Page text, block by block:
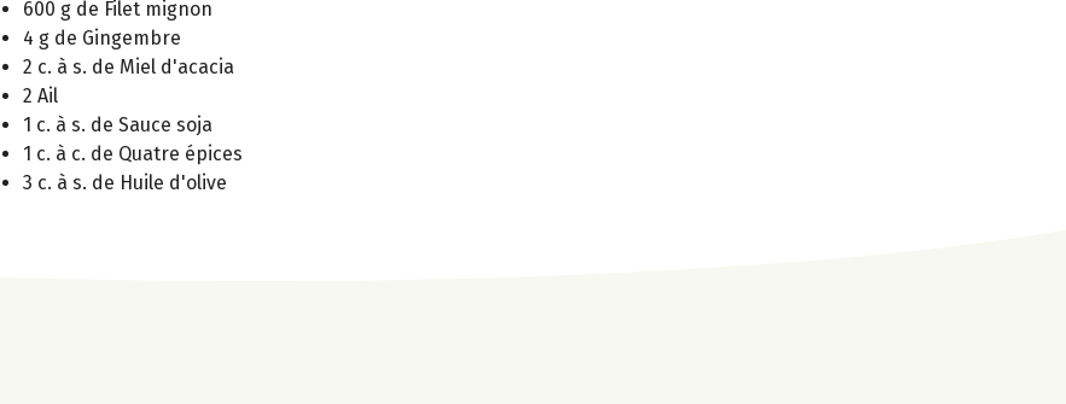
600 g de Filet mignon
4 g de Gingembre
2 c. à s. de Miel d'acacia
2 Ail
1 c. à s. de Sauce soja
1 c. à c. de Quatre épices
3 c. à s. de Huile d'olive